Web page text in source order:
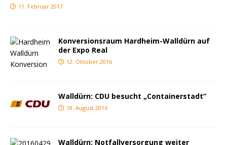
11. Februar 2017
Konversionsraum Hardheim-Walldürn auf
der Expo Real
12. Oktober 2016
Walldürn: CDU besucht „Containerstadt“
18. August 2016
Walldürn: Notfallversorgung weiter